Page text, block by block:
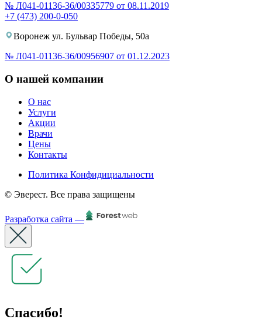
№ Л041-01136-36/00335779 от 08.11.2019
+7 (473) 200-0-050
Воронеж ул. Бульвар Победы, 50а
№ Л041-01136-36/00956907 от 01.12.2023
О нашей компании
О нас
Услуги
Акции
Врачи
Цены
Контакты
Политика Конфидициальности
© Эверест. Все права защищены
Разработка сайта —
Спасибо!